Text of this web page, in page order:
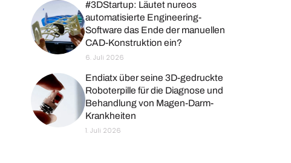
#3DStartup: Läutet nureos
automatisierte Engineering-
Software das Ende der manuellen
CAD-Konstruktion ein?
6. Juli 2026
Endiatx über seine 3D-gedruckte
Roboterpille für die Diagnose und
Behandlung von Magen-Darm-
Krankheiten
1. Juli 2026